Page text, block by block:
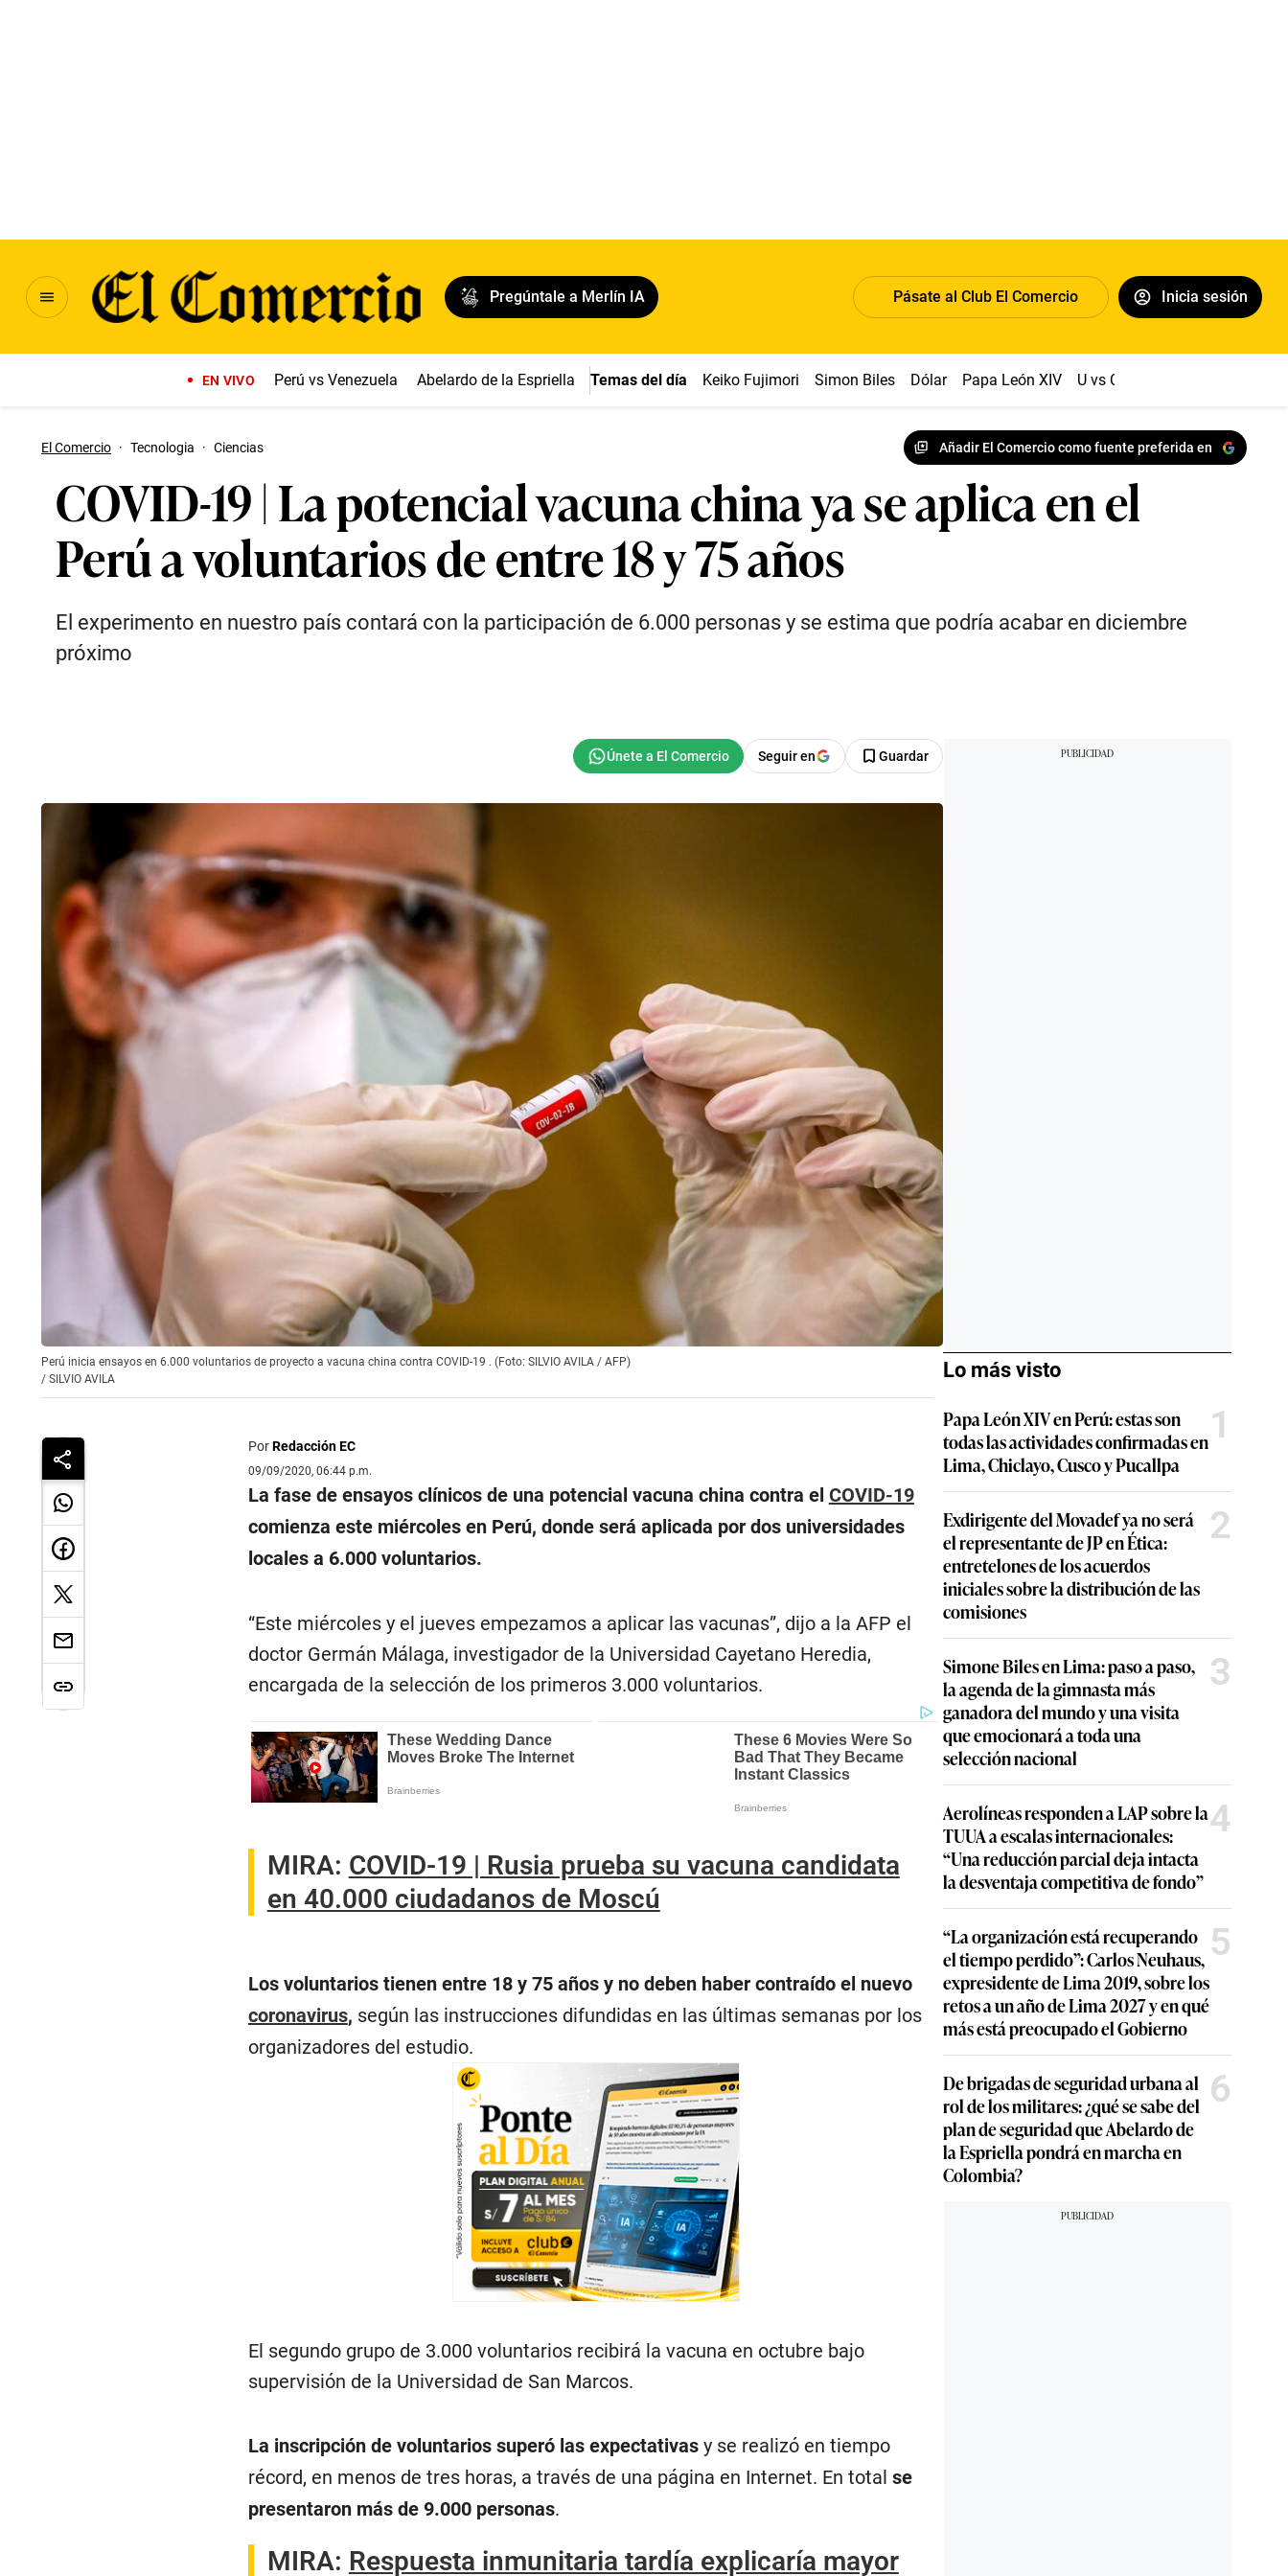
Pregúntale a Merlín IA Pásate al Club El Comercio Inicia sesión
EN VIVO Perú vs Venezuela Abelardo de la Espriella Temas del día Keiko Fujimori Simon Biles Dólar Papa León XIV U vs Cristal
El Comercio · Tecnologia · Ciencias Añadir El Comercio como fuente preferida en
COVID-19 | La potencial vacuna china ya se aplica en el
Perú a voluntarios de entre 18 y 75 años
El experimento en nuestro país contará con la participación de 6.000 personas y se estima que podría acabar en diciembre
próximo
Seguir en Guardar
Perú inicia ensayos en 6.000 voluntarios de proyecto a vacuna china contra COVID-19 . (Foto: SILVIO AVILA / AFP)
/ SILVIO AVILA
PorRedacción EC
09/09/2020, 06:44 p.m.
La fase de ensayos clínicos de una potencial vacuna china contra el COVID-19
comienza este miércoles en Perú, donde será aplicada por dos universidades
locales a 6.000 voluntarios.
“Este miércoles y el jueves empezamos a aplicar las vacunas”, dijo a la AFP el
doctor Germán Málaga, investigador de la Universidad Cayetano Heredia,
encargada de la selección de los primeros 3.000 voluntarios.
MIRA: COVID-19 | Rusia prueba su vacuna candidata
en 40.000 ciudadanos de Moscú
Los voluntarios tienen entre 18 y 75 años y no deben haber contraído el nuevo
coronavirus, según las instrucciones difundidas en las últimas semanas por los
organizadores del estudio.
El segundo grupo de 3.000 voluntarios recibirá la vacuna en octubre bajo
supervisión de la Universidad de San Marcos.
La inscripción de voluntarios superó las expectativasy se realizó en tiempo
récord, en menos de tres horas, a través de una página en Internet. En total se
presentaron más de 9.000 personas.
MIRA: Respuesta inmunitaria tardía explicaría mayor
Lo más visto
Papa León XIV en Perú: estas son
todas las actividades confirmadas en
Lima, Chiclayo, Cusco y Pucallpa
1
Exdirigente del Movadef ya no será
el representante de JP en Ética:
entretelones de los acuerdos
iniciales sobre la distribución de las
comisiones
2
Simone Biles en Lima: paso a paso,
la agenda de la gimnasta más
ganadora del mundo y una visita
que emocionará a toda una
selección nacional
3
Aerolíneas responden a LAP sobre la
TUUA a escalas internacionales:
“Una reducción parcial deja intacta
la desventaja competitiva de fondo”
4
“La organización está recuperando
el tiempo perdido”: Carlos Neuhaus,
expresidente de Lima 2019, sobre los
retos a un año de Lima 2027 y en qué
más está preocupado el Gobierno
5
De brigadas de seguridad urbana al
rol de los militares: ¿qué se sabe del
plan de seguridad que Abelardo de
la Espriella pondrá en marcha en
Colombia?
6